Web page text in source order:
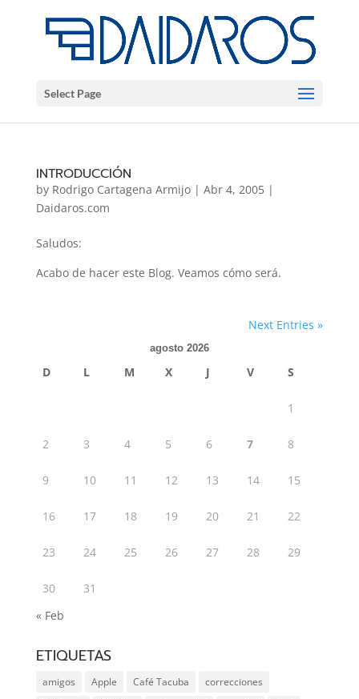
Select Page
INTRODUCCIÓN
by Rodrigo Cartagena Armijo| Abr 4, 2005|
Daidaros.com
Saludos:
Acabo de hacer este Blog. Veamos cómo será.
Next Entries »
agosto 2026
D L M X J V S
1
2 3 4 5 6 7 8
9 10 11 12 13 14 15
16 17 18 19 20 21 22
23 24 25 26 27 28 29
30
31
« Feb
ETIQUETAS
amigos Apple Café Tacuba
correcciones